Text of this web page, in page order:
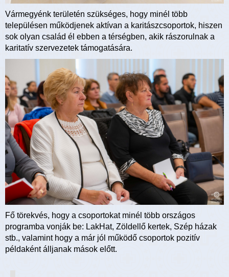
Vármegyénk területén szükséges, hogy minél több
településen működjenek aktívan a karitászcsoportok, hiszen
sok olyan család él ebben a térségben, akik rászorulnak a
karitatív szervezetek támogatására.
Fő törekvés, hogy a csoportokat minél több országos
programba vonják be: LakHat, Zöldellő kertek, Szép házak
stb., valamint hogy a már jól működő csoportok pozitív
példaként álljanak mások előtt.